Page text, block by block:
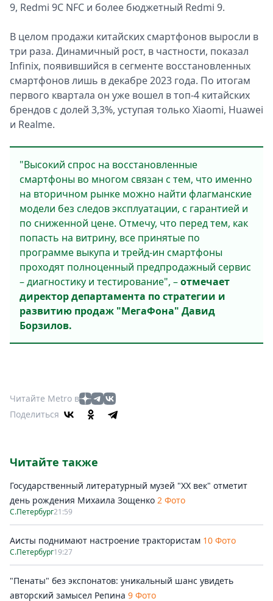
9, Redmi 9C NFC и более бюджетный Redmi 9.
В целом продажи китайских смартфонов выросли в
три раза. Динамичный рост, в частности, показал
Infinix, появившийся в сегменте восстановленных
смартфонов лишь в декабре 2023 года. По итогам
первого квартала он уже вошел в топ-4 китайских
брендов с долей 3,3%, уступая только Xiaomi, Huawei
и Realme.
"Высокий спрос на восстановленные
смартфоны во многом связан с тем, что именно
на вторичном рынке можно найти флагманские
модели без следов эксплуатации, с гарантией и
по сниженной цене. Отмечу, что перед тем, как
попасть на витрину, все принятые по
программе выкупа и трейд‑ин смартфоны
проходят полноценный предпродажный сервис
– диагностику и тестирование", –отмечает
директор департамента по стратегии и
развитию продаж "МегаФона" Давид
Борзилов.
Читайте Metro в
Поделиться
Читайте также
Государственный литературный музей "ХХ век" отметит
день рождения Михаила Зощенко 2 Фото
С.Петербург21:59
Аисты поднимают настроение трактористам 10 Фото
С.Петербург19:27
"Пенаты" без экспонатов: уникальный шанс увидеть
авторский замысел Репина 9 Фото